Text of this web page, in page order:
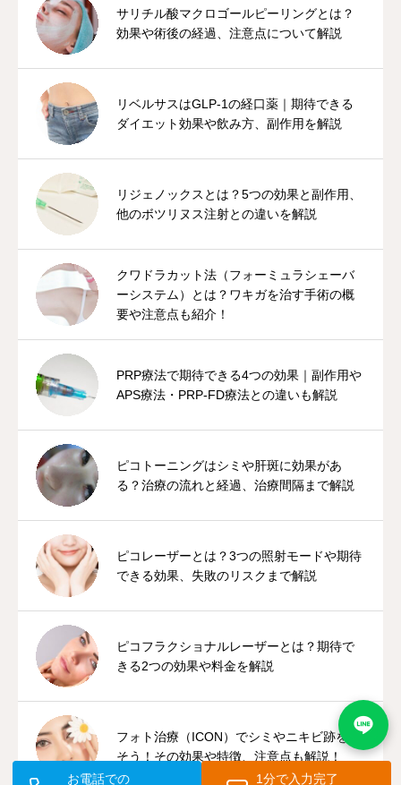
サリチル酸マクロゴールピーリングとは？
効果や術後の経過、注意点について解説
リベルサスはGLP-1の経口薬｜期待できる
ダイエット効果や飲み方、副作用を解説
リジェノックスとは？5つの効果と副作用、
他のボツリヌス注射との違いを解説
クワドラカット法（フォーミュラシェーバ
ーシステム）とは？ワキガを治す手術の概
要や注意点も紹介！
PRP療法で期待できる4つの効果｜副作用や
APS療法・PRP-FD療法との違いも解説
ピコトーニングはシミや肝斑に効果があ
る？治療の流れと経過、治療間隔まで解説
ピコレーザーとは？3つの照射モードや期待
できる効果、失敗のリスクまで解説
ピコフラクショナルレーザーとは？期待で
きる2つの効果や料金を解説
フォト治療（ICON）でシミやニキビ跡を治
そう！その効果や特徴、注意点も解説！
お電話での
1分で入力完了